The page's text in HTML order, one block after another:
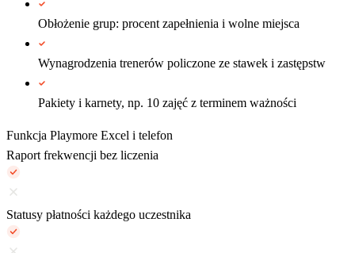
Obłożenie grup: procent zapełnienia i wolne miejsca
Wynagrodzenia trenerów policzone ze stawek i zastępstw
Pakiety i karnety, np. 10 zajęć z terminem ważności
Funkcja Playmore Excel i telefon
Raport frekwencji bez liczenia
Statusy płatności każdego uczestnika